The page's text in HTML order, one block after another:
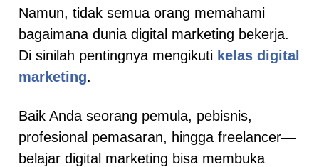
Namun, tidak semua orang memahami
bagaimana dunia digital marketing bekerja.
Di sinilah pentingnya mengikuti kelas digital
marketing.
Baik Anda seorang pemula, pebisnis,
profesional pemasaran, hingga freelancer—
belajar digital marketing bisa membuka